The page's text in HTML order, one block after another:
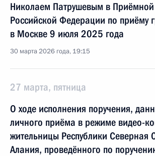
Николаем Патрушевым в Приёмной
Российской Федерации по приёму
в Москве 9 июля 2025 года
30 марта 2026 года, 19:15
27 марта, пятница
О ходе исполнения поручения,
личного приёма в режиме видео-
жительницы Республики Северная
Алания, проведённого по